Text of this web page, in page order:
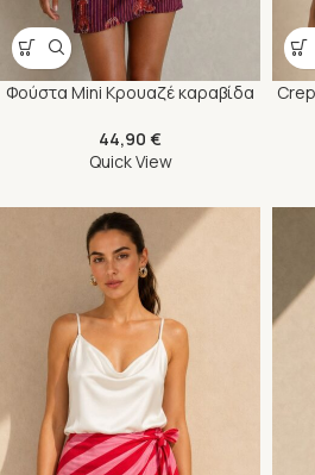
Φούστα Mini Κρουαζέ καραβίδα
44,90 €
Quick View